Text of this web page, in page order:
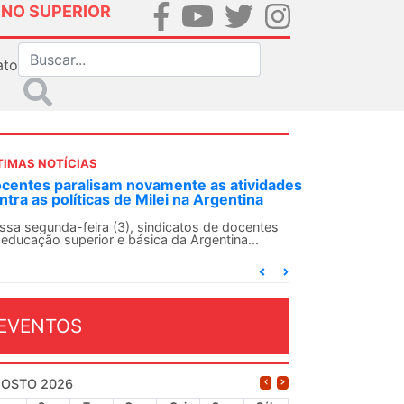
SUPERIOR
NOTÍCIAS
SN convoca docentes para Dia de
Internacionalista com Cuba em
de agosto
SN conclama suas seções sindicais e o